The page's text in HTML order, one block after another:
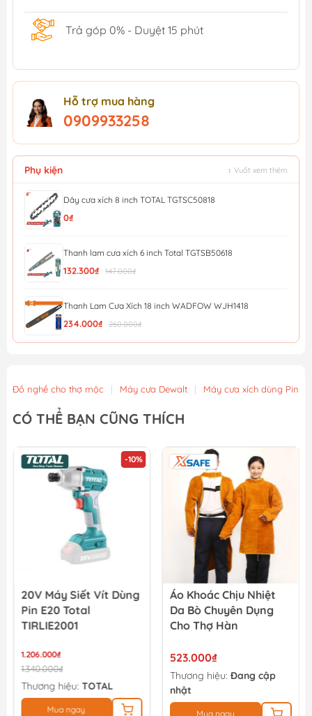
Trả góp 0% - Duyệt 15 phút
Hỗ trợ mua hàng
0909933258
Phụ kiện ↕ Vuốt xem thêm
Dây cưa xích 8 inch TOTAL TGTSC50818
0₫
Thanh lam cưa xích 6 inch Total TGTSB50618
132.300₫ 147.000₫
Thanh Lam Cưa Xích 18 inch WADFOW WJH1418
234.000₫ 260.000₫
Dây Cưa Xích 16 inch WADFOW WZY1416
234.000₫
Dây Cưa Xích 8 Inch Total TGTSC50801
138.600₫ 154.000₫
Đồ nghề cho thợ mộc | Máy cưa Dewalt | Máy cưa xích dùng Pin
CÓ THỂ BẠN CŨNG THÍCH
-10%
20V Máy Siết Vít Dùng
Pin E20 Total
TIRLIE2001
1.206.000₫
1.340.000₫
Thương hiệu: TOTAL
Mua ngay
Áo Khoác Chịu Nhiệt
Da Bò Chuyên Dụng
Cho Thợ Hàn
523.000₫
Thương hiệu: Đang cập
nhật
Mua ngay